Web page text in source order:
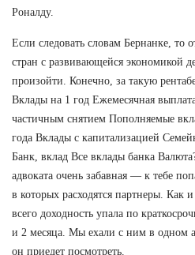
Роналду.
Если следовать словам Бернанке, то
стран с развивающейся экономикой
произойти. Конечно, за такую
Вклады на 1 год Ежемесячная
частичным снятием Пополняемые
года Вклады с капитализацией
Банк, вклад Все вклады банка
адвоката очень забавная — к тебе
в которых расходятся партнеры. Как
всего доходность упала по
и 2 месяца. Мы ехали с ним в одном
он приедет посмотреть.